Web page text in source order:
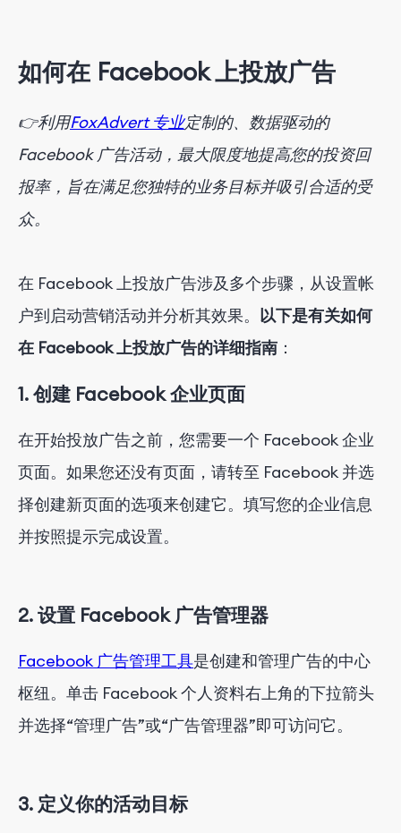
如何在 Facebook 上投放广告
👉利用FoxAdvert 专业定制的、数据驱动的
Facebook 广告活动，最大限度地提高您的投资回
报率，旨在满足您独特的业务目标并吸引合适的受
众。
在 Facebook 上投放广告涉及多个步骤，从设置帐
户到启动营销活动并分析其效果。 以下是有关如何
在 Facebook 上投放广告的详细指南 ：
1. 创建 Facebook 企业页面
在开始投放广告之前，您需要一个 Facebook 企业
页面。如果您还没有页面，请转至 Facebook 并选
择创建新页面的选项来创建它。填写您的企业信息
并按照提示完成设置。
2. 设置 Facebook 广告管理器
Facebook 广告管理工具是创建和管理广告的中心
枢纽。单击 Facebook 个人资料右上角的下拉箭头
并选择“管理广告”或“广告管理器”即可访问它。
3. 定义你的活动目标